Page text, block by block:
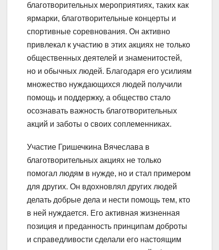
благотворительных мероприятиях, таких как
ярмарки, благотворительные концерты и
спортивные соревнования. Он активно
привлекал к участию в этих акциях не только
общественных деятелей и знаменитостей,
но и обычных людей. Благодаря его усилиям
множество нуждающихся людей получили
помощь и поддержку, а общество стало
осознавать важность благотворительных
акций и заботы о своих соплеменниках.
Участие Гришечкина Вячеслава в
благотворительных акциях не только
помогал людям в нужде, но и стал примером
для других. Он вдохновлял других людей
делать добрые дела и нести помощь тем, кто
в ней нуждается. Его активная жизненная
позиция и преданность принципам доброты
и справедливости сделали его настоящим